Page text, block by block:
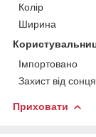
Колір
Ширина
Імпортовано
Захист від сонця
Приховати